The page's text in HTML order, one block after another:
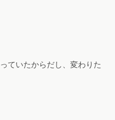
ていたからだし、変わりた